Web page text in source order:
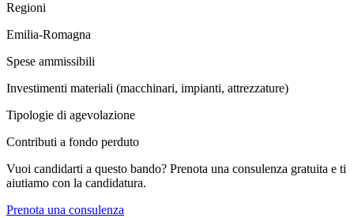
Regioni
Emilia-Romagna
Spese ammissibili
Investimenti materiali (macchinari, impianti, attrezzature)
Tipologie di agevolazione
Contributi a fondo perduto
Vuoi candidarti a questo bando? Prenota una consulenza gratuita e ti
aiutiamo con la candidatura.
Prenota una consulenza